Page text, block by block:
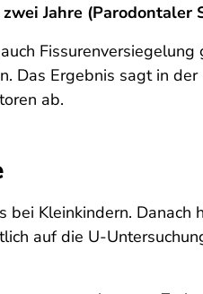
Jahre (Parodontaler
Das Ergebnis sagt in
ab.
bei Kleinkindern. Danach
auf die U-